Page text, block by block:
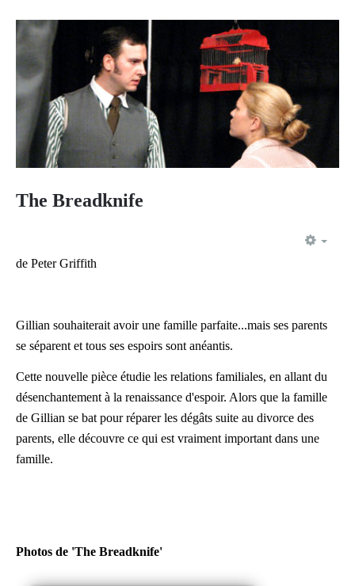
The Breadknife
de Peter Griffith
Gillian souhaiterait avoir une famille parfaite...mais ses parents
se séparent et tous ses espoirs sont anéantis.
Cette nouvelle pièce étudie les relations familiales, en allant du
désenchantement à la renaissance d'espoir. Alors que la famille
de Gillian se bat pour réparer les dégâts suite au divorce des
parents, elle découvre ce qui est vraiment important dans une
famille.
Photos de 'The Breadknife'